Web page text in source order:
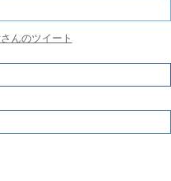
んのツイート